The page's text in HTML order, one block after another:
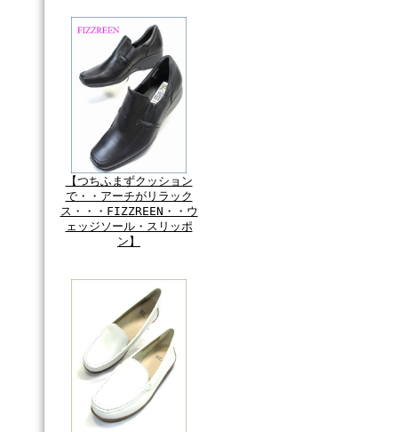
【つちふまずクッション
で・・アーチがリラック
ス・・・FIZZREEN・・ウ
ェッジソール・スリッポ
ン】